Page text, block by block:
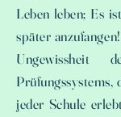
Leben leben; Es
später
Ungewissheit
jeder Schule